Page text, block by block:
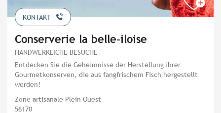
KONTAKT
Conserverie la belle-iloise
HANDWERKLICHE BESUCHE
Entdecken Sie die Geheimnisse der Herstellung ihrer
Gourmetkonserven, die aus fangfrischem Fisch hergestellt
werden!
Zone artisanale Plein Ouest
56170